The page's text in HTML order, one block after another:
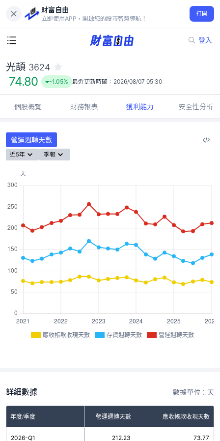
財富自由
立即使用APP，開啟您的股市智慧導航！
打開
登入
74.80
-1.05%
光頡 3624
74.80 -1.05% 最近更新時間： 2026/08/07 05:30
個股概覽 財務報表 獲利能力 安全性分析
營運週轉天數
近5年 季報
應收帳款收現天數 存貨週轉天數 營運週轉天數
詳細數據 數據單位：天
年度/季度
存貨週轉天數 營運週轉天數 應收帳款收現天數
2026-Q1138.46 212.23 73.77